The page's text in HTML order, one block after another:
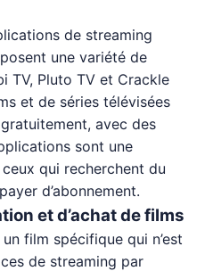
de streaming
une variété de
TV, Pluto TV et Crackle
et de séries télévisées
avec des
sont une
qui recherchent du
d’abonnement.
et d’achat de films
film spécifique qui n’est
de streaming par